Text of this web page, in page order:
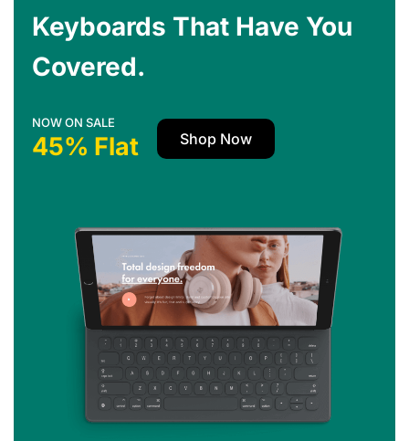
Keyboards That Have You
Covered.
NOW ON SALE
45% Flat Shop Now